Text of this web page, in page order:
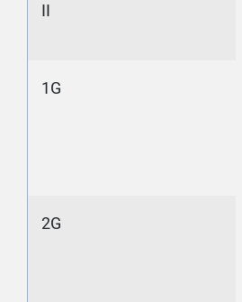
II
1G
2G